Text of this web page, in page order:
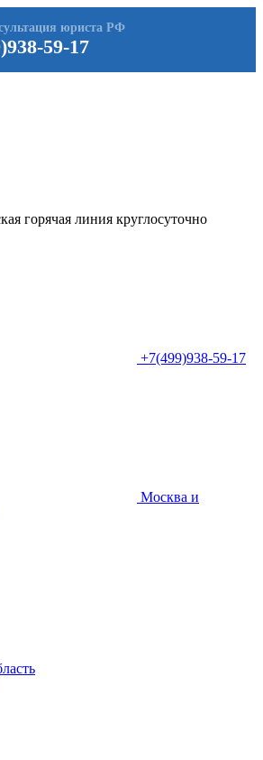
59-17
юриста РФ
горячая линия круглосуточно
+7(499)938-59-17
Москва и